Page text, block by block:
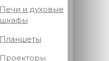
Печи и духовые
шкафы
Планшеты
Проекторы